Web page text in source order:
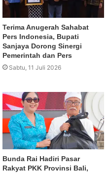
Terima Anugerah Sahabat
Pers Indonesia, Bupati
Sanjaya Dorong Sinergi
Pemerintah dan Pers
Sabtu, 11 Juli 2026
Bunda Rai Hadiri Pasar
Rakyat PKK Provinsi Bali,